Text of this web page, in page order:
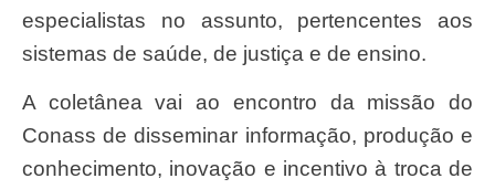
especialistas no assunto, pertencentes aos
sistemas de saúde, de justiça e de ensino.
A coletânea vai ao encontro da missão do
Conass de disseminar informação, produção e
conhecimento, inovação e incentivo à troca de